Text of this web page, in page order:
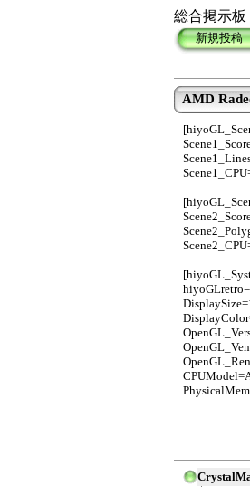
総合掲示板
新規投稿
AMD